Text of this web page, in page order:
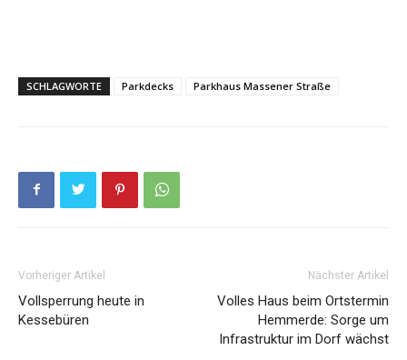
SCHLAGWORTE Parkdecks Parkhaus Massener Straße
Vorheriger Artikel
Vollsperrung heute in
Kessebüren
Nächster Artikel
Volles Haus beim Ortstermin
Hemmerde: Sorge um
Infrastruktur im Dorf wächst